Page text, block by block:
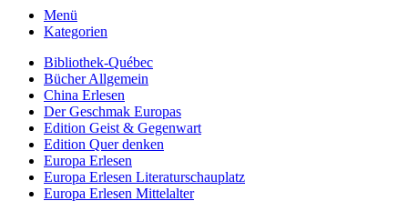
Menü
Kategorien
Bibliothek-Québec
Bücher Allgemein
China Erlesen
Der Geschmak Europas
Edition Geist & Gegenwart
Edition Quer denken
Europa Erlesen
Europa Erlesen Literaturschauplatz
Europa Erlesen Mittelalter